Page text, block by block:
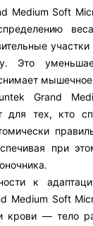
Medium Soft
Это
Grand
для тех, кто
при
к
Medium Soft
крови — тело